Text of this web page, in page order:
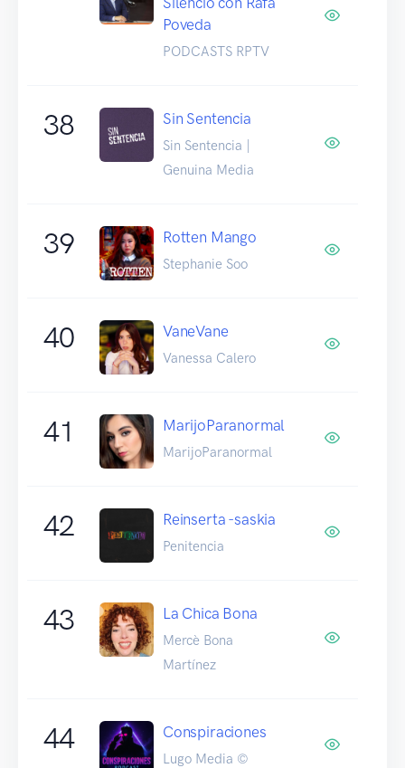
Poveda
PODCASTS RPTV
38 Sin Sentencia
Sin Sentencia |
Genuina Media
39 Rotten Mango
Stephanie Soo
40 VaneVane
Vanessa Calero
41 MarijoParanormal
MarijoParanormal
42 Reinserta -saskia
Penitencia
43 La Chica Bona
Mercè Bona
Martínez
44 Conspiraciones
Lugo Media ©